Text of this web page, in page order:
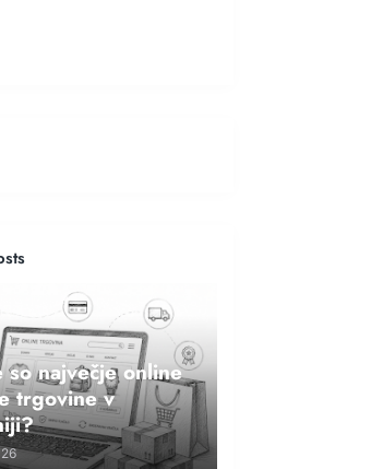
so največje online
trgovine v